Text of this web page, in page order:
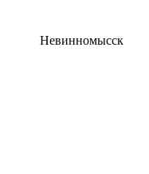
Невинномысск